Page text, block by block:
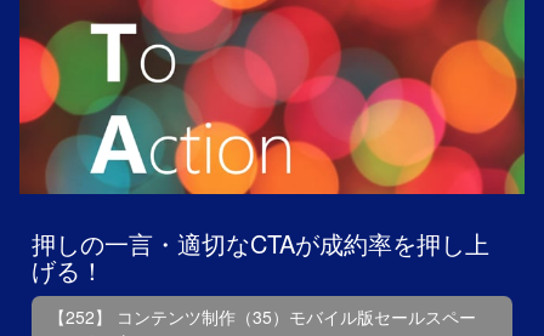
押しの一言・適切なCTAが成約率を押し上
げる！
【252】 コンテンツ制作（35）モバイル版セールスペー